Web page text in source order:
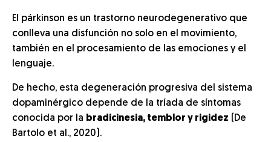
El párkinson es un trastorno neurodegenerativo que
conlleva una disfunción no solo en el movimiento,
también en el procesamiento de las emociones y el
lenguaje.
De hecho, esta degeneración progresiva del sistema
dopaminérgico depende de la tríada de síntomas
conocida por la bradicinesia, temblor y rigidez (De
Bartolo et al., 2020).